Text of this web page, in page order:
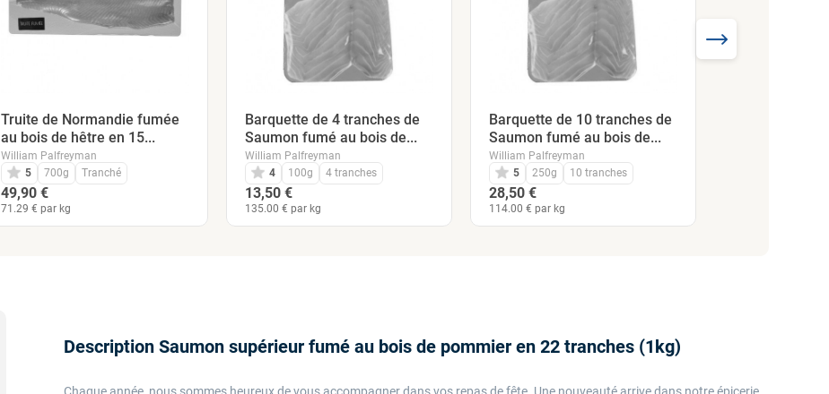
Truite de Normandie fumée
au bois de hêtre en 15...
William Palfreyman
5
700g Tranché
49,90 €
71.29 € par kg
Barquette de 4 tranches de
Saumon fumé au bois de...
William Palfreyman
4
100g 4 tranches
13,50 €
135.00 € par kg
Barquette de 10 tranches de
Saumon fumé au bois de...
William Palfreyman
5
250g 10 tranches
28,50 €
114.00 € par kg
Description Saumon supérieur fumé au bois de pommier en 22 tranches (1kg)